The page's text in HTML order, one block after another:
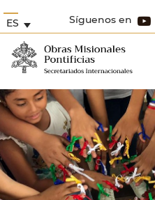
Síguenos en
ES